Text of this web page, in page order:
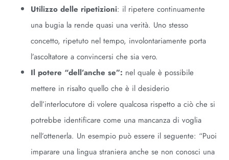
Utilizzo delle ripetizioni: il ripetere continuamente
una bugia la rende quasi una verità. Uno stesso
concetto, ripetuto nel tempo, involontariamente porta
l’ascoltatore a convincersi che sia vero.
Il potere “dell’anche se”: nel quale è possibile
mettere in risalto quello che è il desiderio
dell’interlocutore di volere qualcosa rispetto a ciò che si
potrebbe identificare come una mancanza di voglia
nell’ottenerla. Un esempio può essere il seguente: “Puoi
imparare una lingua straniera anche se non conosci una